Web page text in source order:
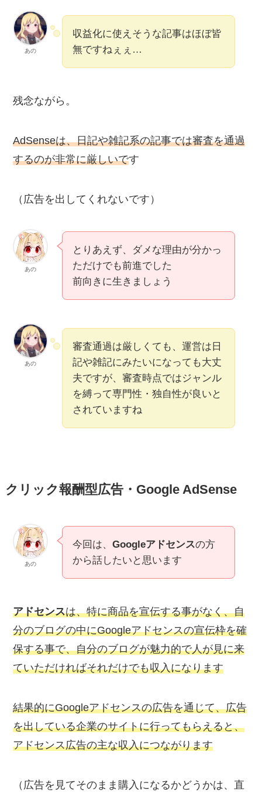
あの
収益化に使えそうな記事はほぼ皆
無ですねぇぇ…
残念ながら。
AdSenseは、日記や雑記系の記事では審査を通過
するのが非常に厳しいです
（広告を出してくれないです）
あの
とりあえず、ダメな理由が分かっ
ただけでも前進でした
前向きに生きましょう
あの
審査通過は厳しくても、運営は日
記や雑記にみたいになっても大丈
夫ですが、審査時点ではジャンル
を縛って専門性・独自性が良いと
されていますね
クリック報酬型広告・Google AdSense
あの
今回は、Googleアドセンスの方
から話したいと思います
アドセンスは、特に商品を宣伝する事がなく、自
分のブログの中にGoogleアドセンスの宣伝枠を確
保する事で、自分のブログが魅力的で人が見に来
ていただければそれだけでも収入になります
結果的にGoogleアドセンスの広告を通じて、広告
を出している企業のサイトに行ってもらえると、
アドセンス広告の主な収入につながります
（広告を見てそのまま購入になるかどうかは、直